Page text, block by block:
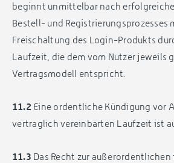
beginnt unmittelbar nach
Bestell- und Registrierungsprozesses
Freischaltung des Login-Produkts
Laufzeit, die dem vom Nutzer jeweils
Vertragsmodell entspricht.
11.2 Eine ordentliche Kündigung vor
vertraglich vereinbarten Laufzeit ist
11.3 Das Recht zur